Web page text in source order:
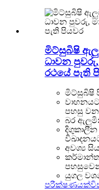
මිට්සුබිෂි
ධාවන පුවරු,
රථයේ පැති
මිට්සුබිෂි
පහසු වන
බර
අවශ්‍ය
යුගල
පරීක්ෂණයක්